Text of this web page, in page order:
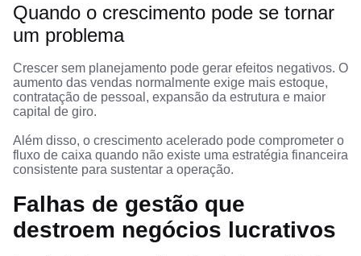
Quando o crescimento pode se tornar
um problema
Crescer sem planejamento pode gerar efeitos negativos. O
aumento das vendas normalmente exige mais estoque,
contratação de pessoal, expansão da estrutura e maior
capital de giro.
Além disso, o crescimento acelerado pode comprometer o
fluxo de caixa quando não existe uma estratégia financeira
consistente para sustentar a operação.
Falhas de gestão que
destroem negócios lucrativos